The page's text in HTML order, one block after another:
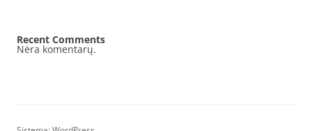
Recent Comments
Nėra komentarų.